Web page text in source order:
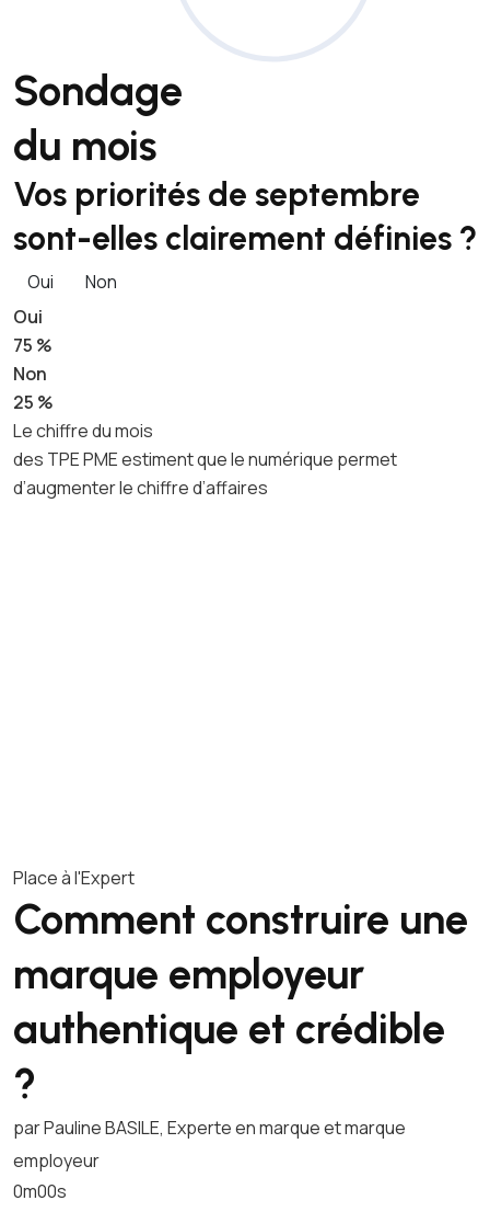
Sondage
du mois
Vos priorités de septembre
sont-elles clairement définies ?
Oui
Non
Oui
75 %
Non
25 %
Le chiffre du mois
des TPE PME estiment que le numérique permet
d’augmenter le chiffre d’affaires
Place à l'Expert
Comment construire une
marque employeur
authentique et crédible
?
par Pauline BASILE, Experte en marque et marque
employeur
0m00s